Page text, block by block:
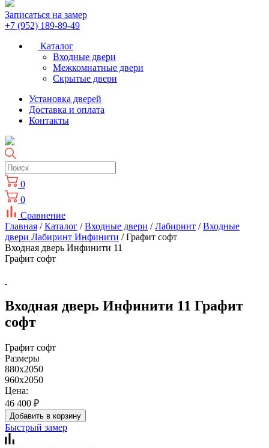
Записаться на замер
+7 (952) 189-89-49
Каталог
Входные двери
Межкомнатные двери
Скрытые двери
Установка дверей
Доставка и оплата
Контакты
0
0
Сравнение
Главная /Каталог /Входные двери /Лабиринт /Входные
двери Лабиринт Инфинити / Графит софт
Входная дверь Инфинити 11
Графит софт
Входная дверь Инфинити 11 Графит
софт
Графит софт
Размеры
880x2050
960x2050
Цена:
46 400 ₽
Добавить в корзину
Быстрый замер